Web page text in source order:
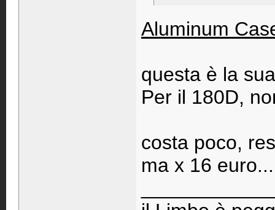
Aluminum
questa è la
Per il 180D,
costa poco,
ma x 16 euro...